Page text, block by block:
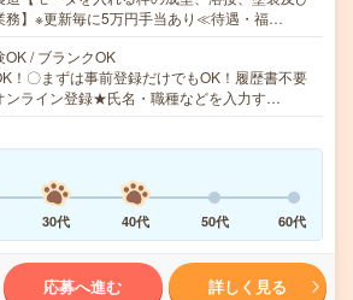
務】※更新毎に5万円手当あり≪待遇・福…
OK / ブランクOK
！〇まずは事前登録だけでもOK！履歴書不要
ンライン登録★氏名・職種などを入力す…
30代 40代 50代 60代
応募へ進む 詳しく見る